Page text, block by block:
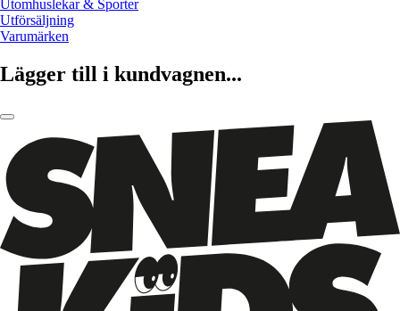
Utomhuslekar & Sporter
Utförsäljning
Varumärken
Lägger till i kundvagnen...